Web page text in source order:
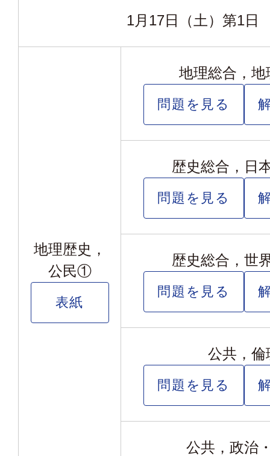
1月17日（土） 第1日
地理歴史，
公民①
表紙
地理総合，地
問題を見る
歴史総合，日
問題を見る
歴史総合，世
問題を見る
公共，倫
問題を見る
公共，政治